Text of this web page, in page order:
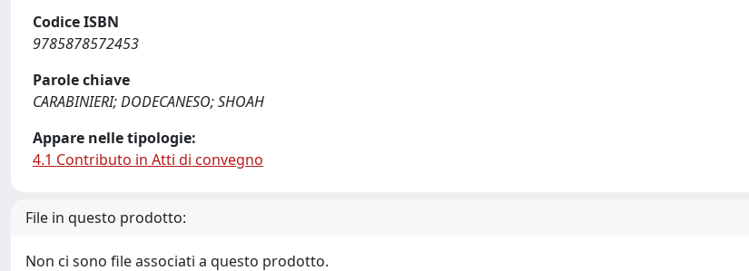
Codice ISBN
9785878572453
Parole chiave
CARABINIERI; DODECANESO; SHOAH
Appare nelle tipologie:
4.1 Contributo in Atti di convegno
File in questo prodotto:
Non ci sono file associati a questo prodotto.